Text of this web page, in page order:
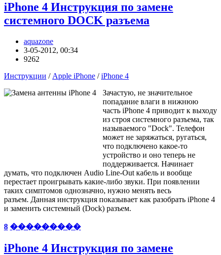
iPhone 4 Инструкция по замене
системного DOCK разъема
aquazone
3-05-2012, 00:34
9262
Инструкции / Apple iPhone /iPhone 4
Зачастую, не значительное
попадание влаги в нижнюю
часть iPhone 4 приводит к выходу
из строя системного разъема, так
называемого "Dock". Телефон
может не заряжаться, ругаться,
что подключено какое-то
устройство и оно теперь не
поддерживается. Начинает
думать, что подключен Audio Line-Out кабель и вообще
перестает проигрывать какие-либо звуки. При появлении
таких симптомов однозначно, нужно менять весь
разъем. Данная инструкция показывает как разобрать iPhone 4
и заменить системный (Dock) разъем.
8 ���������
iPhone 4 Инструкция по замене